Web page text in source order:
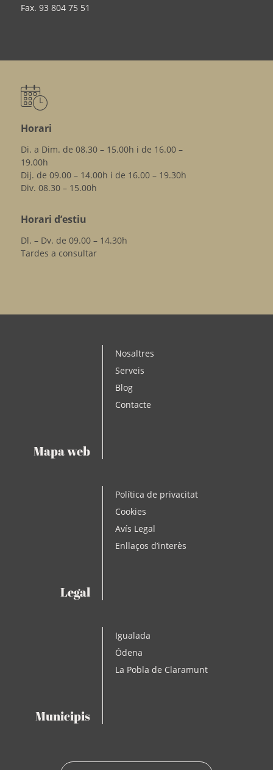
Fax. 93 804 75 51
Horari
Di. a Dim. de 08.30 – 15.00h i de 16.00 –
19.00h
Dij. de 09.00 – 14.00h i de 16.00 – 19.30h
Div. 08.30 – 15.00h
Horari d’estiu
Dl. – Dv. de 09.00 – 14.30h
Tardes a consultar
Mapa web
Nosaltres
Serveis
Blog
Contacte
Legal
Política de privacitat
Cookies
Avís Legal
Enllaços d’interès
Municipis
Igualada
Ódena
La Pobla de Claramunt